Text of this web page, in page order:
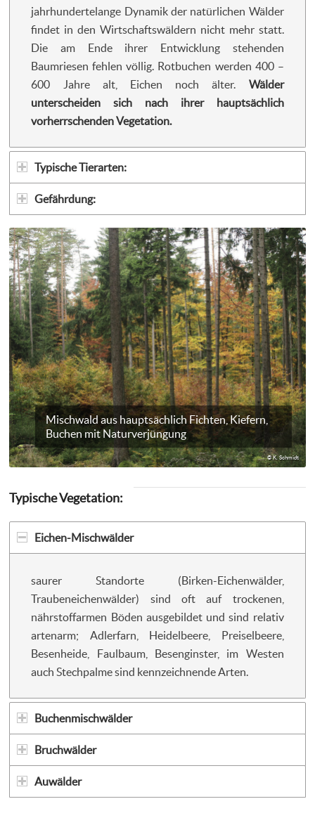
jahrhundertelange Dynamik der natürlichen Wälder
findet in den Wirtschaftswäldern nicht mehr statt.
Die am Ende ihrer Entwicklung stehenden
Baumriesen fehlen völlig. Rotbuchen werden 400 –
600 Jahre alt, Eichen noch älter. Wälder
unterscheiden sich nach ihrer hauptsächlich
vorherrschenden Vegetation.
Typische Tierarten:
Gefährdung:
Mischwald aus hauptsächlich Fichten, Kiefern,
Buchen mit Naturverjüngung
© K. Schmidt
Typische Vegetation:
Eichen-Mischwälder
saurer Standorte (Birken-Eichenwälder,
Traubeneichenwälder) sind oft auf trockenen,
nährstoffarmen Böden ausgebildet und sind relativ
artenarm; Adlerfarn, Heidelbeere, Preiselbeere,
Besenheide, Faulbaum, Besenginster, im Westen
auch Stechpalme sind kennzeichnende Arten.
Buchenmischwälder
Bruchwälder
Auwälder